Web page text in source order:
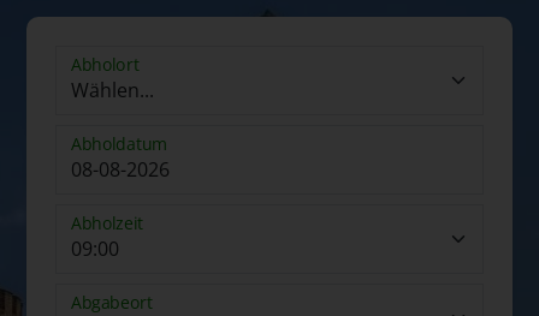
Abholort
Abholdatum
Abholzeit
Abgabeort